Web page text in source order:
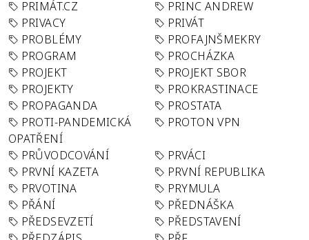
PRIMÁT.CZ
PRINC ANDREW
PRIVACY
PRIVÁT
PROBLÉMY
PROFAJNŠMEKRY
PROGRAM
PROCHÁZKA
PROJEKT
PROJEKT SBOR
PROJEKTY
PROKRASTINACE
PROPAGANDA
PROSTATA
PROTI-PANDEMICKÁ
OPATŘENÍ
PROTON VPN
PRŮVODCOVÁNÍ
PRVÁCI
PRVNÍ KAZETA
PRVNÍ REPUBLIKA
PRVOTINA
PRYMULA
PŘÁNÍ
PŘEDNÁŠKA
PŘEDSEVZETÍ
PŘEDSTAVENÍ